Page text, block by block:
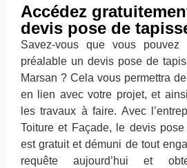
Accédez
devis pose de
Savez-vous que vous pouvez
préalable un devis pose de
Marsan ? Cela vous permettra
en lien avec votre projet, et
les travaux à faire. Avec
Toiture et Façade, le devis
est gratuit et démuni de tout
requête aujourd’hui et